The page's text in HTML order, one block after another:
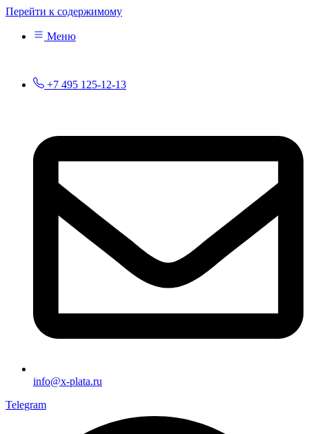
Перейти к содержимому
Меню
+7 495 125-12-13
info@x-plata.ru
Telegram